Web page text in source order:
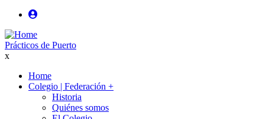
Pasar
contenido
principal
User
login
anonimo
Prácticos de Puerto
x
Main
navigation
Home
Colegio | Federación +
Historia
Quiénes somos